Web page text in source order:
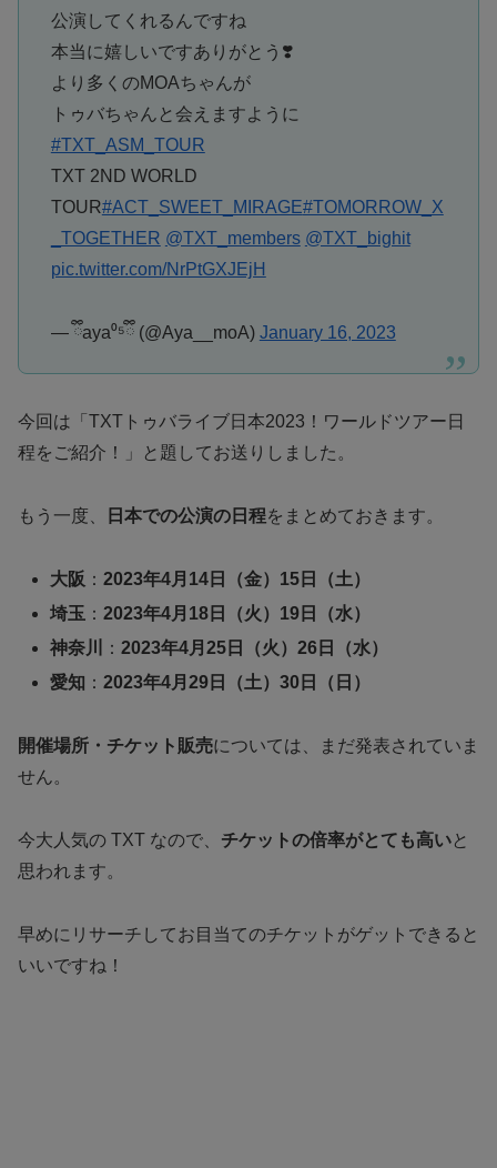
公演してくれるんですね
本当に嬉しいですありがとう❣️
より多くのMOAちゃんが
トゥバちゃんと会えますように
#TXT_ASM_TOUR
TXT 2ND WORLD
TOUR#ACT_SWEET_MIRAGE#TOMORROW_X
_TOGETHER @TXT_members @TXT_bighit
pic.twitter.com/NrPtGXJEjH
— ྀིaya⁰⁵ྀི (@Aya__moA) January 16, 2023
今回は「TXTトゥバライブ日本2023！ワールドツアー日
程をご紹介！」と題してお送りしました。
もう一度、 日本での公演の日程をまとめておきます。
大阪 ：2023年4月14日（金）15日（土）
埼玉 ：2023年4月18日（火）19日（水）
神奈川
：2023年4月25日（火）26日（水）
愛知 ：2023年4月29日（土）30日（日）
開催場所・チケット販売については、まだ発表されていま
せん。
今大人気の TXT なので、 チケットの倍率がとても高いと
思われます。
早めにリサーチしてお目当てのチケットがゲットできると
いいですね！